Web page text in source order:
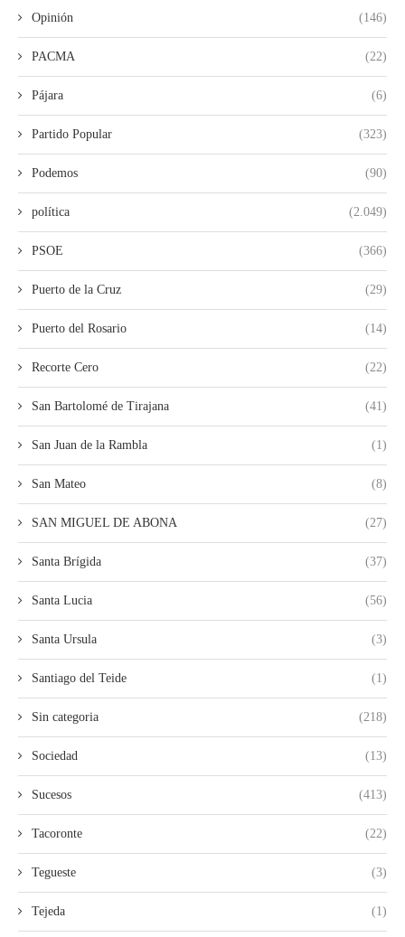
Opinión (146)
PACMA (22)
Pájara (6)
Partido Popular (323)
Podemos (90)
política (2.049)
PSOE (366)
Puerto de la Cruz (29)
Puerto del Rosario (14)
Recorte Cero (22)
San Bartolomé de Tirajana (41)
San Juan de la Rambla (1)
San Mateo (8)
SAN MIGUEL DE ABONA (27)
Santa Brígida (37)
Santa Lucia (56)
Santa Ursula (3)
Santiago del Teide (1)
Sin categoria (218)
Sociedad (13)
Sucesos (413)
Tacoronte (22)
Tegueste (3)
Tejeda (1)